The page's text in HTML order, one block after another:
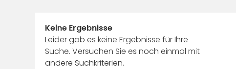
Keine Ergebnisse
Leider gab es keine Ergebnisse für Ihre
Suche. Versuchen Sie es noch einmal mit
andere Suchkriterien.